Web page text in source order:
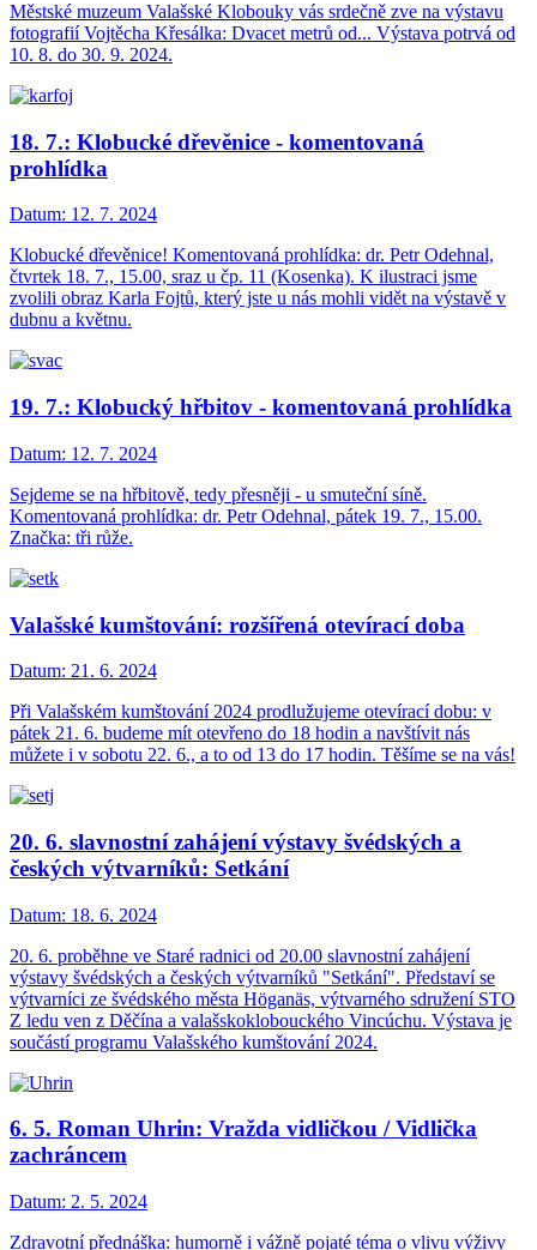
Městské muzeum Valašské Klobouky vás srdečně zve na výstavu
fotografií Vojtěcha Křesálka: Dvacet metrů od... Výstava potrvá od
10. 8. do 30. 9. 2024.
18. 7.: Klobucké dřevěnice - komentovaná
prohlídka
Datum: 12. 7. 2024
Klobucké dřevěnice! Komentovaná prohlídka: dr. Petr Odehnal,
čtvrtek 18. 7., 15.00, sraz u čp. 11 (Kosenka). K ilustraci jsme
zvolili obraz Karla Fojtů, který jste u nás mohli vidět na výstavě v
dubnu a květnu.
19. 7.: Klobucký hřbitov - komentovaná prohlídka
Datum: 12. 7. 2024
Sejdeme se na hřbitově, tedy přesněji - u smuteční síně.
Komentovaná prohlídka: dr. Petr Odehnal, pátek 19. 7., 15.00.
Značka: tři růže.
Valašské kumštování: rozšířená otevírací doba
Datum: 21. 6. 2024
Při Valašském kumštování 2024 prodlužujeme otevírací dobu: v
pátek 21. 6. budeme mít otevřeno do 18 hodin a navštívit nás
můžete i v sobotu 22. 6., a to od 13 do 17 hodin. Těšíme se na vás!
20. 6. slavnostní zahájení výstavy švédských a
českých výtvarníků: Setkání
Datum: 18. 6. 2024
20. 6. proběhne ve Staré radnici od 20.00 slavnostní zahájení
výstavy švédských a českých výtvarníků "Setkání". Představí se
výtvarníci ze švédského města Höganäs, výtvarného sdružení STO
Z ledu ven z Děčína a valašskoklobouckého Vincúchu. Výstava je
součástí programu Valašského kumštování 2024.
6. 5. Roman Uhrin: Vražda vidličkou / Vidlička
zachráncem
Datum: 2. 5. 2024
Zdravotní přednáška: humorně i vážně pojaté téma o vlivu výživy